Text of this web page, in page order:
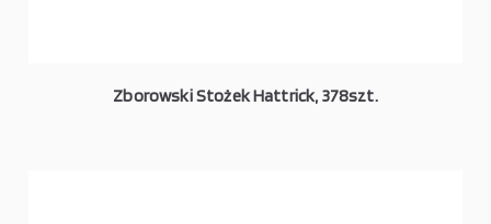
Zborowski Stożek Hattrick, 378szt.